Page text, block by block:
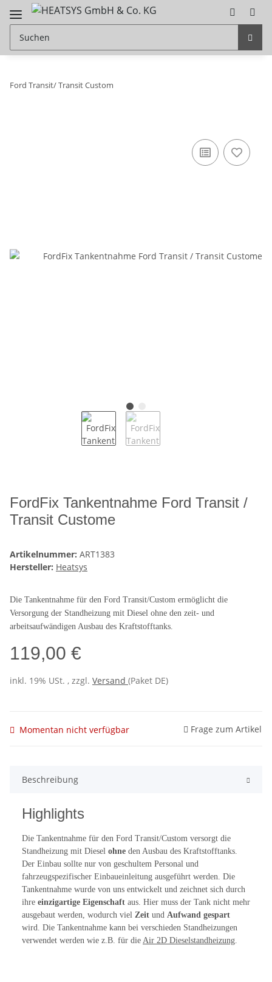
Ford Transit/ Transit Custom
FordFix Tankentnahme Ford Transit /
Transit Custome
Artikelnummer: ART1383
Hersteller: Heatsys
Die Tankentnahme für den Ford Transit/Custom ermöglicht die
Versorgung der Standheizung mit Diesel ohne den zeit- und
arbeitsaufwändigen Ausbau des Kraftstofftanks.
119,00 €
inkl. 19% USt. , zzgl. Versand (Paket DE)
Momentan nicht verfügbar Frage zum Artikel
Beschreibung
Highlights
Die Tankentnahme für den Ford Transit/Custom versorgt die
Standheizung mit Diesel ohne den Ausbau des Kraftstofftanks.
Der Einbau sollte nur von geschultem Personal und
fahrzeugspezifischer Einbaueinleitung ausgeführt werden. Die
Tankentnahme wurde von uns entwickelt und zeichnet sich durch
ihre einzigartige Eigenschaft aus. Hier muss der Tank nicht mehr
ausgebaut werden, wodurch viel Zeit und Aufwand gespart
wird. Die Tankentnahme kann bei verschieden Standheizungen
verwendet werden wie z.B. für die Air 2D Dieselstandheizung.